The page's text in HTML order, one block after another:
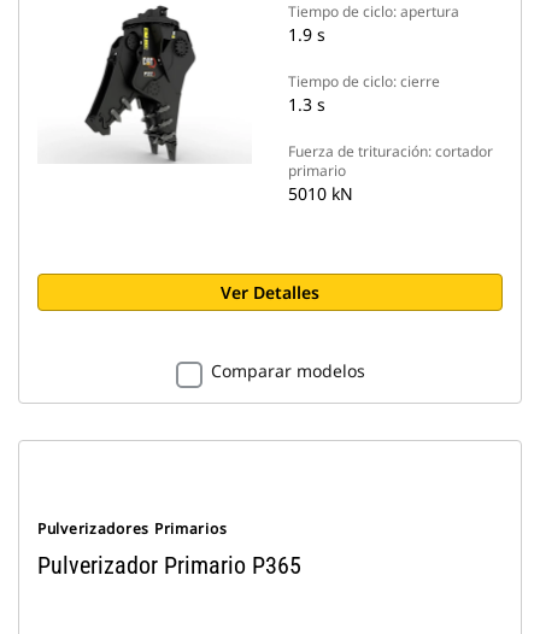
Tiempo de ciclo: apertura
1.9 s
Tiempo de ciclo: cierre
1.3 s
Fuerza de trituración: cortador
primario
5010 kN
Ver Detalles
Comparar modelos
Pulverizadores Primarios
Pulverizador Primario P365